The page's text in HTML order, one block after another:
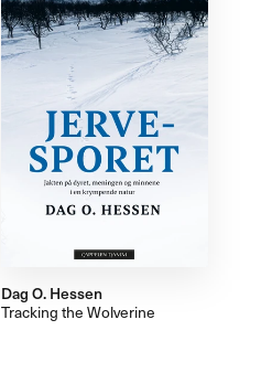
Dag O. Hessen
Tracking the Wolverine